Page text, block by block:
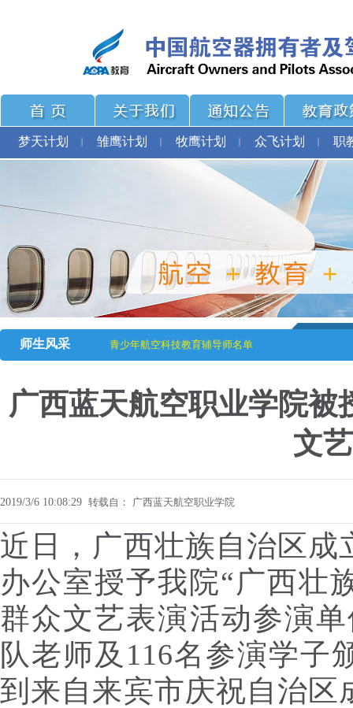
梦天计划 雏鹰计划 牧鹰计划 众飞计划 职
师生风采 青少年航空科技教育辅导师名单
广西蓝天航空职业学院被
文
2019/3/6 10:08:29 转载自： 广西蓝天航空职业学院
近日，广西壮族自治区成
办公室授予我院“广西壮
群众文艺表演活动参演
队老师及116名参演学子
到来自来宾市庆祝自治区